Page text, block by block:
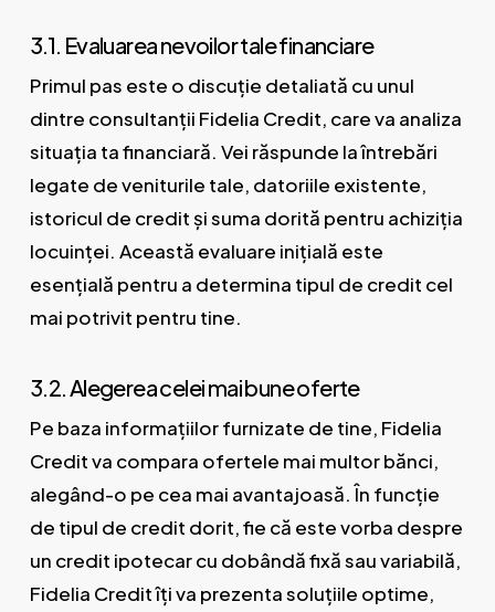
3.1. Evaluarea nevoilor tale financiare
Primul pas este o discuție detaliată cu unul
dintre consultanții Fidelia Credit, care va analiza
situația ta financiară. Vei răspunde la întrebări
legate de veniturile tale, datoriile existente,
istoricul de credit și suma dorită pentru achiziția
locuinței. Această evaluare inițială este
esențială pentru a determina tipul de credit cel
mai potrivit pentru tine.
3.2. Alegerea celei mai bune oferte
Pe baza informațiilor furnizate de tine, Fidelia
Credit va compara ofertele mai multor bănci,
alegând-o pe cea mai avantajoasă. În funcție
de tipul de credit dorit, fie că este vorba despre
un credit ipotecar cu dobândă fixă sau variabilă,
Fidelia Credit îți va prezenta soluțiile optime,